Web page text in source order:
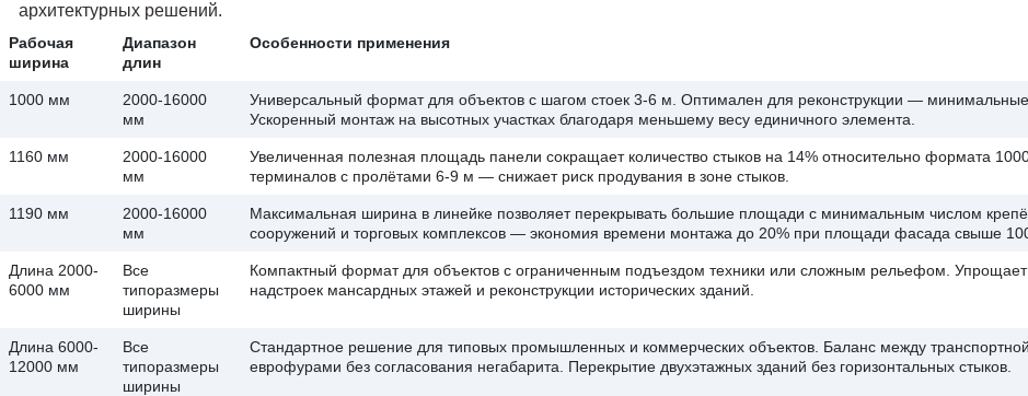
архитектурных решений.
Рабочая
ширина
Диапазон
длин
Особенности применения
1000 мм
2000-16000
мм
Универсальный формат для объектов с шагом стоек 3-6 м. Оптимален для реконструкции —
Ускоренный монтаж на высотных участках благодаря меньшему весу единичного элемента.
1160 мм
2000-16000
мм
Увеличенная полезная площадь панели сокращает количество стыков на 14% относительно формата
терминалов с пролётами 6-9 м — снижает риск продувания в зоне стыков.
1190 мм
2000-16000
мм
Максимальная ширина в линейке позволяет перекрывать большие площади с минимальным числом
сооружений и торговых комплексов — экономия времени монтажа до 20% при площади фасада свыше
Длина 2000-
6000 мм
Все
типоразмеры
ширины
Компактный формат для объектов с ограниченным подъездом техники или сложным рельефом. Упрощает
надстроек мансардных этажей и реконструкции исторических зданий.
Длина 6000-
12000 мм
Все
типоразмеры
ширины
Стандартное решение для типовых промышленных и коммерческих объектов. Баланс между
еврофурами без согласования негабарита. Перекрытие двухэтажных зданий без горизонтальных стыков.